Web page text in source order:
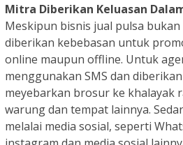
Mitra Diberikan Keluasan
Meskipun bisnis jual pulsa
diberikan kebebasan untuk
online maupun offline. Untuk
menggunakan SMS dan
meyebarkan brosur ke khalayak
warung dan tempat lainnya.
melalai media sosial, seperti